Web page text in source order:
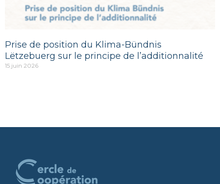
Prise de position du Klima-Bündnis
Lëtzebuerg sur le principe de l’additionnalité
15 juin 2026